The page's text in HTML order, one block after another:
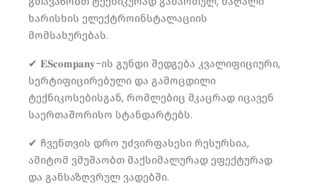
ხარისხის ელექტროინსტალაციის
მომსახურებას.
✔ 𝐄𝐒𝐜𝐨𝐦𝐩𝐚𝐧𝐲-ის გუნდი შედგება კვალიფიციური,
სერტიფიცირებული და გამოცდილი
ტექნიკოსებისგან, რომლებიც მკაცრად იცავენ
საერთაშორისო სტანდარტებს.
✔ ჩვენთვის დრო უძვირფასესი რესურსია,
ამიტომ ვმუშაობთ მაქსიმალურად ეფექტურად
და განსაზღვრულ ვადებში.